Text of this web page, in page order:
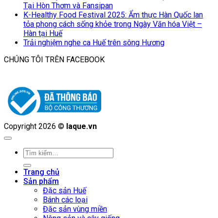
Tại Hòn Thơm và Fansipan
K-Healthy Food Festival 2025: Ẩm thực Hàn Quốc lan
tỏa phong cách sống khỏe trong Ngày Văn hóa Việt –
Hàn tại Huế
Trải nghiệm nghe ca Huế trên sông Hương
CHÚNG TÔI TRÊN FACEBOOK
Copyright 2026 © laque.vn
Tìm
kiếm:
Trang chủ
Sản phẩm
Đặc sản Huế
Bánh các loại
Đặc sản vùng miền